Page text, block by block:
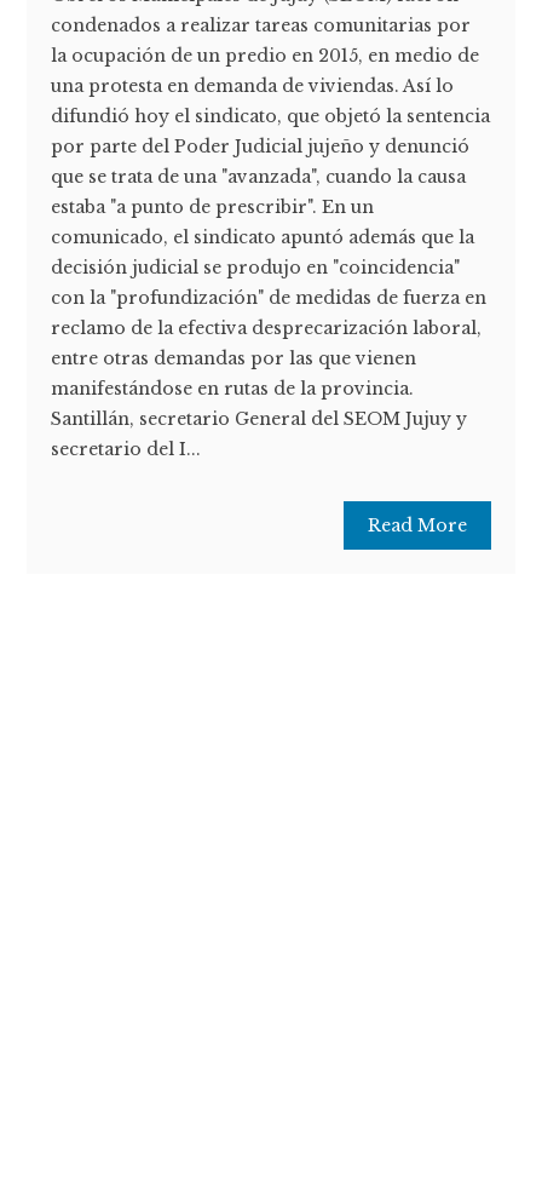
condenados a realizar tareas comunitarias por
la ocupación de un predio en 2015, en medio de
una protesta en demanda de viviendas. Así lo
difundió hoy el sindicato, que objetó la sentencia
por parte del Poder Judicial jujeño y denunció
que se trata de una "avanzada", cuando la causa
estaba "a punto de prescribir". En un
comunicado, el sindicato apuntó además que la
decisión judicial se produjo en "coincidencia"
con la "profundización" de medidas de fuerza en
reclamo de la efectiva desprecarización laboral,
entre otras demandas por las que vienen
manifestándose en rutas de la provincia.
Santillán, secretario General del SEOM Jujuy y
secretario del I...
Read More